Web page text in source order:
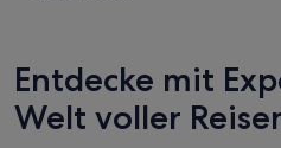
Entdecke mit
Welt voller